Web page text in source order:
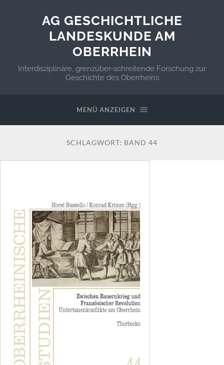
AG GESCHICHTLICHE
LANDESKUNDE AM
OBERRHEIN
Interdisziplinäre, grenzüber-schreitende Forschung zur
Geschichte des Oberrheins
MENÜ ANZEIGEN
SCHLAGWORT: BAND 44